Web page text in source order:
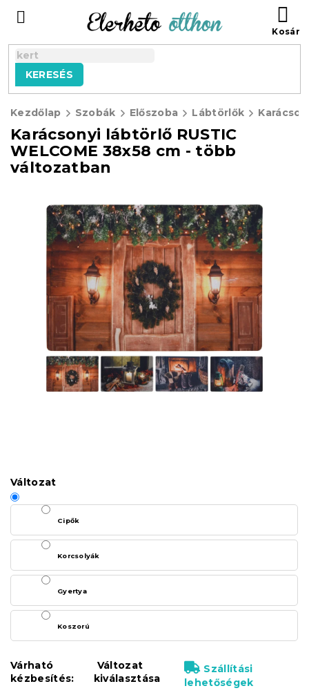
tartalomhoz
KERESÉS
Kezdőlap Szobák Előszoba Lábtörlők
Karácsonyi lábtörlő RUSTIC
WELCOME 38x58 cm - több
változatban
Változat
Cipők
Korcsolyák
Gyertya
Koszorú
Várható
kézbesítés:
Változat
kiválasztása
Szállítási
lehetőségek